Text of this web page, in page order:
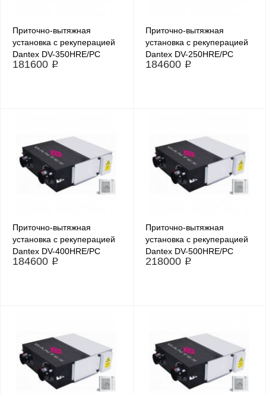
Приточно-вытяжная
установка с рекуперацией
Dantex DV-350HRE/PC
181600 ₽
Приточно-вытяжная
установка с рекуперацией
Dantex DV-250HRE/PC
184600 ₽
Приточно-вытяжная
установка с рекуперацией
Dantex DV-400HRE/PC
184600 ₽
Приточно-вытяжная
установка с рекуперацией
Dantex DV-500HRE/PC
218000 ₽